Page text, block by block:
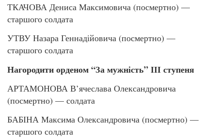
ТКАЧОВА Дениса Максимовича (посмертно) —
старшого солдата
УТВУ Назара Геннадійовича (посмертно) —
старшого солдата
Нагородити орденом “За мужність” ІІІ ступеня
АРТАМОНОВА В’ячеслава Олександровича
(посмертно) — солдата
БАБІНА Максима Олександровича (посмертно) —
старшого солдата